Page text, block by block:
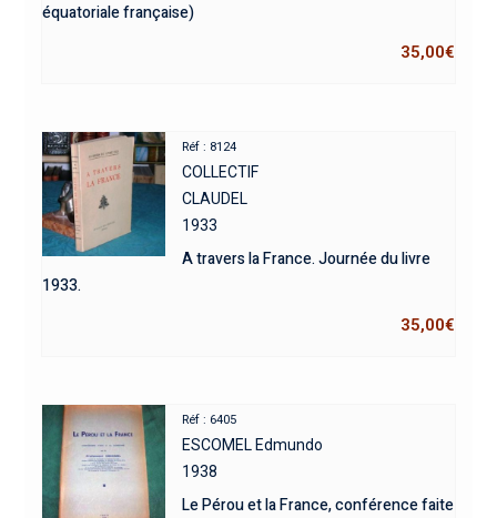
équatoriale française)
35,00€
Réf : 8124
COLLECTIF
CLAUDEL
1933
A travers la France. Journée du livre
1933.
35,00€
Réf : 6405
ESCOMEL Edmundo
1938
Le Pérou et la France, conférence faite